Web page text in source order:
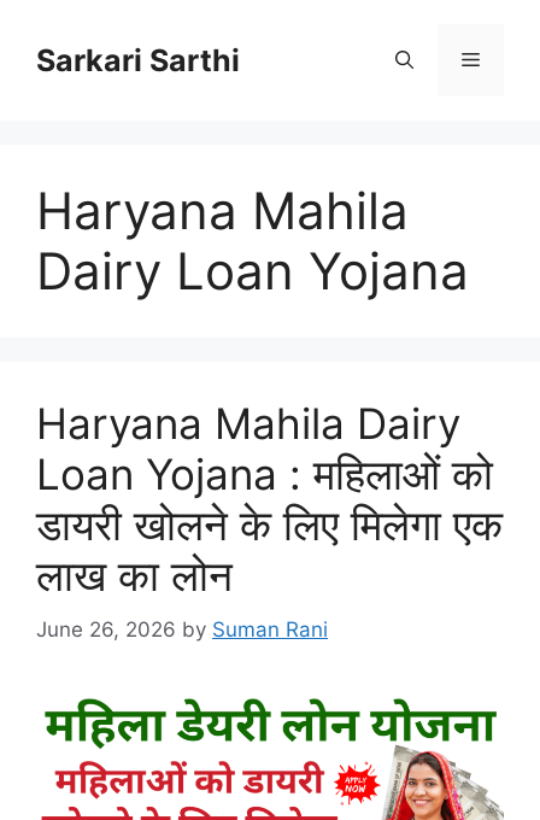
contentSarkari Sarthi Menu
Haryana Mahila
Dairy Loan Yojana
Haryana Mahila Dairy
Loan Yojana : महिलाओं को
डायरी खोलने के लिए मिलेगा एक
लाख का लोन
June 26, 2026 by Suman Rani